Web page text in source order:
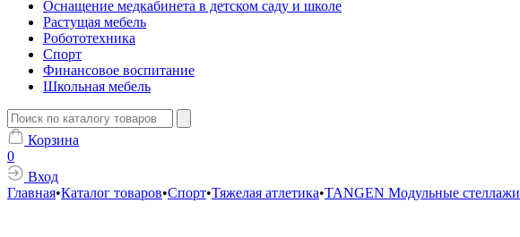
Оснащение медкабинета в детском саду и школе
Растущая мебель
Робототехника
Спорт
Финансовое воспитание
Школьная мебель
Корзина
0
Вход
Главная•Каталог товаров•Спорт•Тяжелая атлетика•TANGEN Модульные стеллажи